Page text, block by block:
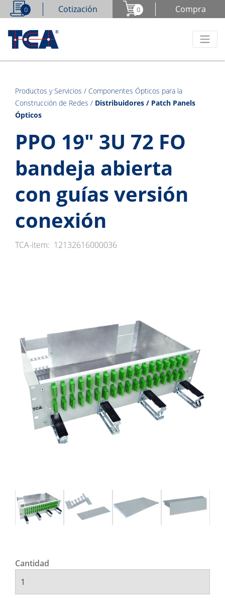
0 Compra
0 Cotización
Productos y Servicios / Componentes Ópticos para la
Construcción de Redes / Distribuidores / Patch Panels
Ópticos
PPO 19" 3U 72 FO
bandeja abierta
con guías versión
conexión
TCA-item: 12132616000036
Cantidad